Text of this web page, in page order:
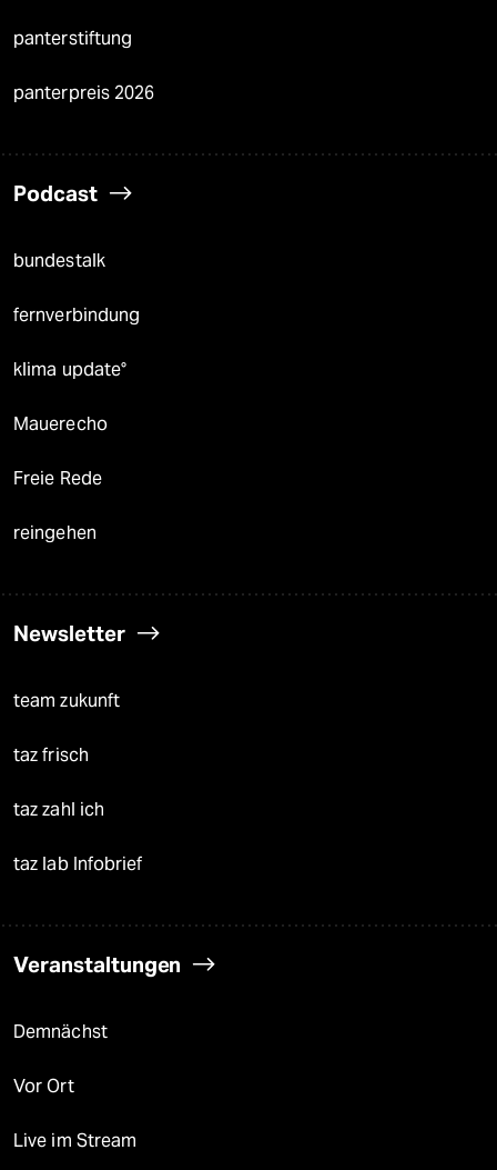
panterstiftung
panterpreis 2026
Podcast
bundestalk
fernverbindung
klima update°
Mauerecho
Freie Rede
reingehen
Newsletter
team zukunft
taz frisch
taz zahl ich
taz lab Infobrief
Veranstaltungen
Demnächst
Vor Ort
Live im Stream